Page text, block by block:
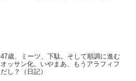
47歳、ミーツ、下駄。そして順調に進む
オッサン化。いやまあ、もうアラフィフ
だし？（日記）